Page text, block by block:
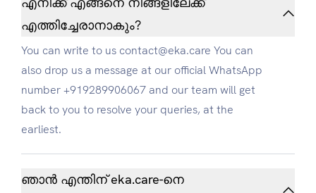
എത്തിച്ചേരാനാകും?
You can write to us contact@eka.care You can
also drop us a message at our official WhatsApp
number +919289906067 and our team will get
back to you to resolve your queries, at the
earliest.
ഞാൻ എന്തിന് eka.care-നെ